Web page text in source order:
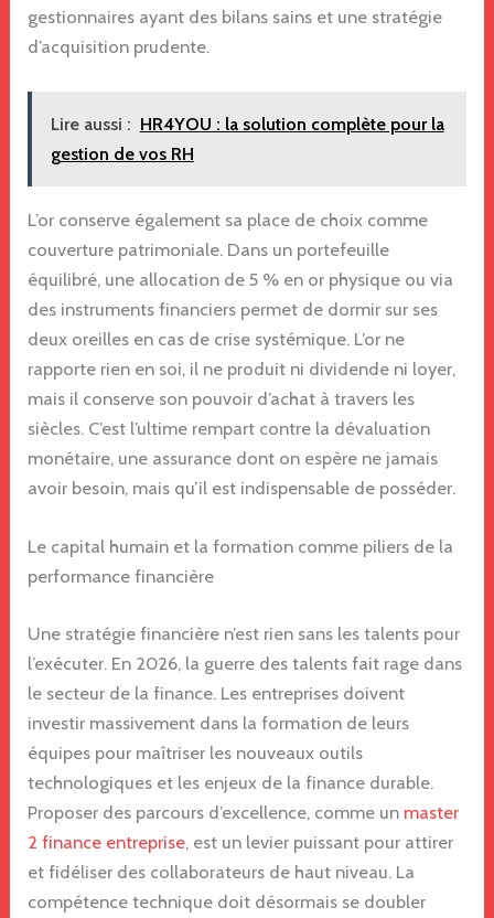
gestionnaires ayant des bilans sains et une stratégie
d’acquisition prudente.
Lire aussi : HR4YOU : la solution complète pour la
gestion de vos RH
L’or conserve également sa place de choix comme
couverture patrimoniale. Dans un portefeuille
équilibré, une allocation de 5 % en or physique ou via
des instruments financiers permet de dormir sur ses
deux oreilles en cas de crise systémique. L’or ne
rapporte rien en soi, il ne produit ni dividende ni loyer,
mais il conserve son pouvoir d’achat à travers les
siècles. C’est l’ultime rempart contre la dévaluation
monétaire, une assurance dont on espère ne jamais
avoir besoin, mais qu’il est indispensable de posséder.
Le capital humain et la formation comme piliers de la
performance financière
Une stratégie financière n’est rien sans les talents pour
l’exécuter. En 2026, la guerre des talents fait rage dans
le secteur de la finance. Les entreprises doivent
investir massivement dans la formation de leurs
équipes pour maîtriser les nouveaux outils
technologiques et les enjeux de la finance durable.
Proposer des parcours d’excellence, comme un master
2 finance entreprise, est un levier puissant pour attirer
et fidéliser des collaborateurs de haut niveau. La
compétence technique doit désormais se doubler